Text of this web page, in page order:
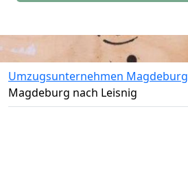
Umzugsunternehmen Magdeburg
Magdeburg nach Leisnig